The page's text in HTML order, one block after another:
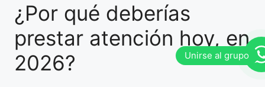
¿Por qué deberías
prestar atención hoy, en
2026?